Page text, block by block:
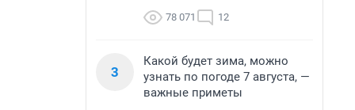
78 071 12
3
Какой будет зима, можно
узнать по погоде 7 августа, —
важные приметы